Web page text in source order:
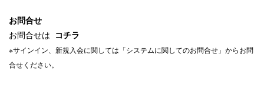
お問合せ
お問合せは コチラ
※サインイン、新規入会に関しては「システムに関してのお問合せ」からお問
合せください。